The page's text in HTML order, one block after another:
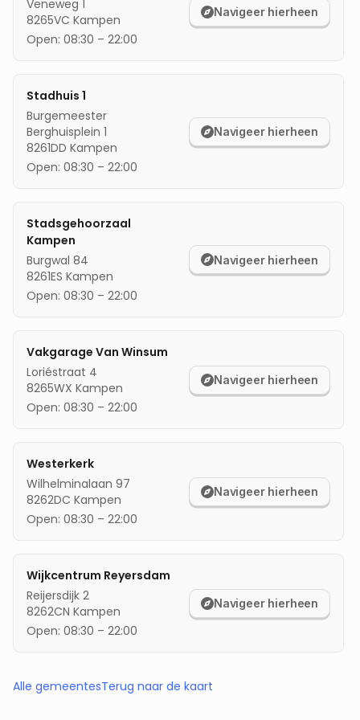
Veneweg 1
8265VC Kampen
Open: 08:30 – 22:00
Navigeer hierheen
Stadhuis 1
Burgemeester
Berghuisplein 1
8261DD Kampen
Open: 08:30 – 22:00
Navigeer hierheen
Stadsgehoorzaal
Kampen
Burgwal 84
8261ES Kampen
Open: 08:30 – 22:00
Navigeer hierheen
Vakgarage Van Winsum
Loriéstraat 4
8265WX Kampen
Open: 08:30 – 22:00
Navigeer hierheen
Westerkerk
Wilhelminalaan 97
8262DC Kampen
Open: 08:30 – 22:00
Navigeer hierheen
Wijkcentrum Reyersdam
Reijersdijk 2
8262CN Kampen
Open: 08:30 – 22:00
Navigeer hierheen
Alle gemeentesTerug naar de kaart
locatie